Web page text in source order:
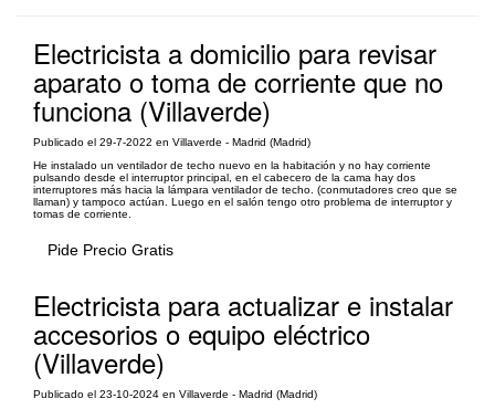
Electricista a domicilio para revisar
aparato o toma de corriente que no
funciona (Villaverde)
Publicado el 29-7-2022 en Villaverde - Madrid (Madrid)
He instalado un ventilador de techo nuevo en la habitación y no hay corriente
pulsando desde el interruptor principal, en el cabecero de la cama hay dos
interruptores más hacia la lámpara ventilador de techo. (conmutadores creo que se
llaman) y tampoco actúan. Luego en el salón tengo otro problema de interruptor y
tomas de corriente.
Pide Precio Gratis
Electricista para actualizar e instalar
accesorios o equipo eléctrico
(Villaverde)
Publicado el 23-10-2024 en Villaverde - Madrid (Madrid)